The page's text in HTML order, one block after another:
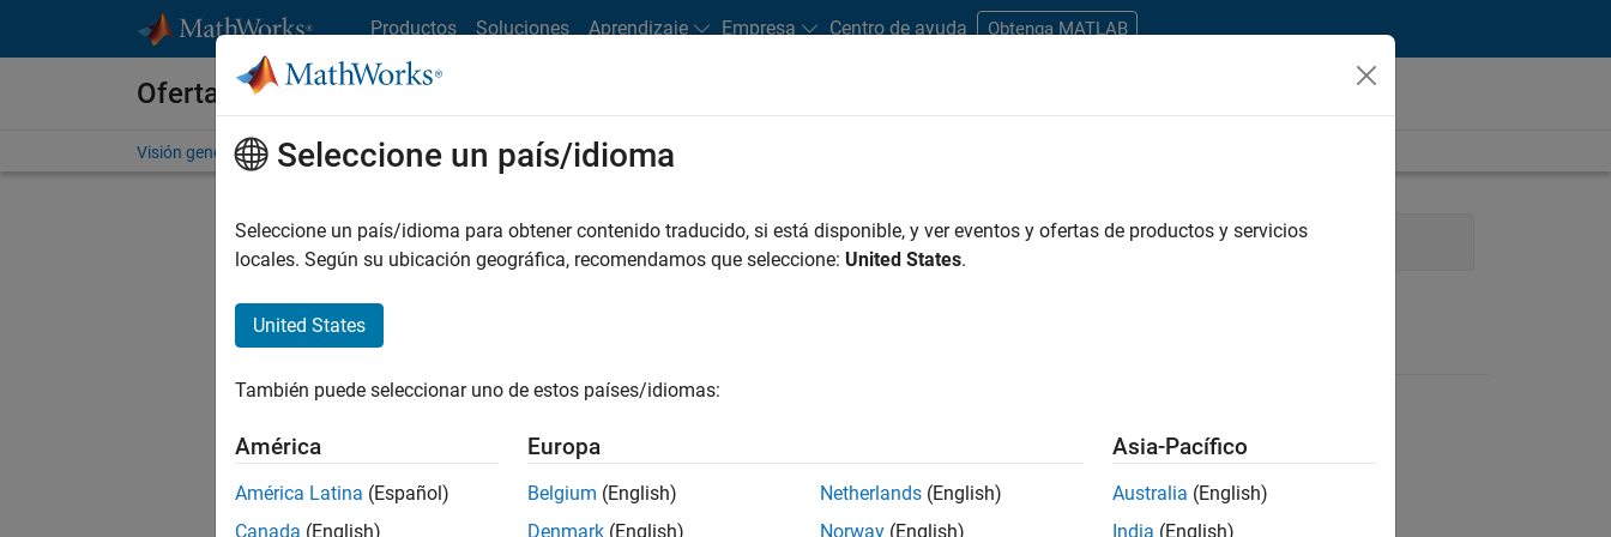
Productos Soluciones Aprendizaje Empresa Centro de ayuda Obtenga MATLAB
Ofertas de empleo en MathWorks
Visión general Búsqueda de empleo Oficinas locales Estudiantes y nuevas carreras
FILTRADO POR Advanced Support User Experience Web Applications and Services Product Marketing
No se han traducido todos los empleos. Busque por ubicación para encontrar todos los empleos en su zona.
Seleccione un país/idioma
Seleccione un país/idioma para obtener contenido traducido, si está disponible, y ver eventos y ofertas de productos y servicios
locales. Según su ubicación geográfica, recomendamos que seleccione: United States.
United States
También puede seleccionar uno de estos países/idiomas:
América
América Latina (Español)
Canada (English)
Europa
Belgium (English)
Denmark (English)
Netherlands (English)
Norway (English)
Asia-Pacífico
Australia (English)
India (English)